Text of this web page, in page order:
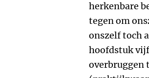
herkenbare
tegen om
onszelf toch
hoofdstuk
overbruggen